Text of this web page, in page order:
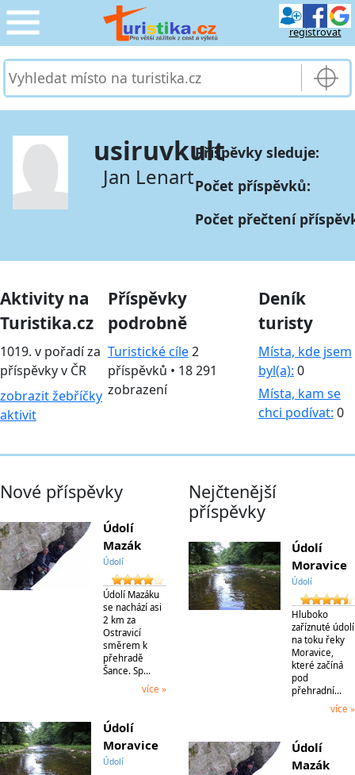
registrovat
CESTOVÁNÍ
SLUŽBY & DOPRAVA ›
PRO TURISTY ›
MOJE TURISTIKA
usiruvkult
Jan Lenart
Příspěvky sleduje:
Počet příspěvků:
Počet přečtení
Aktivity na
Turistika.cz
1019. v pořadí za
příspěvky v ČR
zobrazit žebříčky
aktivit
Příspěvky
podrobně
Turistické cíle2
příspěvků • 18 291
zobrazení
Deník
turisty
Místa, kde jsem
byl(a): 0
Místa, kam se
chci podívat: 0
Nové příspěvky
Údolí
Mazák
Údolí
Údolí Mazáku
se nachází asi
2 km za
Ostravicí
směrem k
přehradě
Šance. Sp…
více »
Údolí
Moravice
Údolí
Nejčtenější
příspěvky
Údolí
Moravice
Údolí
Hluboko
zaříznuté údolí
na toku řeky
Moravice,
které začíná
pod
přehradní…
více »
Údolí
Mazák